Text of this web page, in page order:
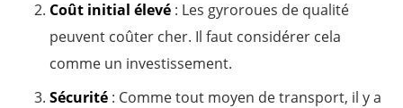
Coût initial élevé : Les gyroroues de qualité
peuvent coûter cher. Il faut considérer cela
comme un investissement.
Sécurité : Comme tout moyen de transport, il y a